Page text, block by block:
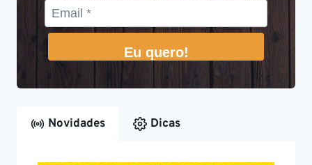
Eu quero!
Novidades Dicas